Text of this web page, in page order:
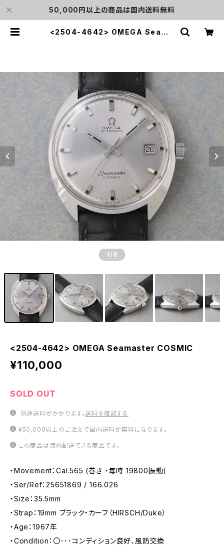
50,000円以上の商品は国内送料無料
<2504-4642> OMEGA Seama
1 /9
<2504-4642> OMEGA Seamaster COSMIC
¥110,000
SOLD OUT
別途送料がかかります。送料を確認する
¥50,000以上のご注文で国内送料が無料になります。
この商品は海外配送できる商品です。
・Movement：Cal.565 (巻き ・毎時 19800振動)
・Ser/Ref：25651869 / 166.026
・Size：35.5mm
・Strap：19mm ブラック・カーフ（HIRSCH/Duke）
・Age：1967年
・Condition：〇･･･コンディション良好、風防交換